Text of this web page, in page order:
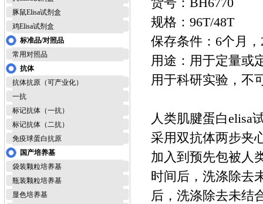
豚鼠Elisa试剂盒
鸡Elisa试剂盒
标准品/对照品
常用对照品
抗体
抗体抗原（可产业化）
一抗
标记抗体（一抗）
标记抗体（二抗）
免疫球蛋白抗原
国产培养基
袋装颗粒培养基
瓶装颗粒培养基
显色培养基
规格：96T/48T
保存条件：6个月
用途：用于定量或
用于科研实验，不
人类肌腱蛋白elisa
采用双抗体两步夹
加入到预先包被人
时间后，洗涤除去
后，洗涤除去未结